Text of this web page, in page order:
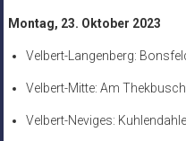
Montag, 23. Oktober 2023
Velbert-Langenberg:
Velbert-Mitte: Am
Velbert-Neviges: